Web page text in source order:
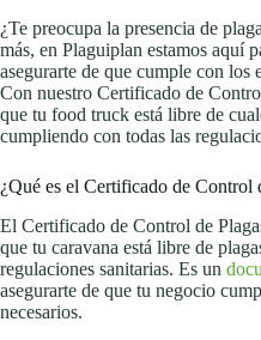
¿Te preocupa la presencia de
más, en Plaguiplan estamos aquí
asegurarte de que cumple con los
Con nuestro Certificado de
que tu food truck está libre de
cumpliendo con todas las
¿Qué es el Certificado de Control
El Certificado de Control de
que tu caravana está libre de
regulaciones sanitarias. Es un
asegurarte de que tu negocio
necesarios.